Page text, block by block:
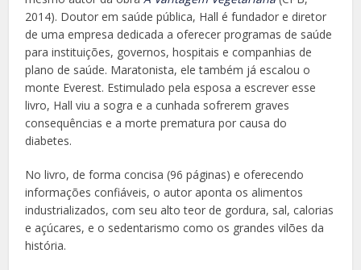
2014). Doutor em saúde pública, Hall é fundador e diretor
de uma empresa dedicada a oferecer programas de saúde
para instituições, governos, hospitais e companhias de
plano de saúde. Maratonista, ele também já escalou o
monte Everest. Estimulado pela esposa a escrever esse
livro, Hall viu a sogra e a cunhada sofrerem graves
consequências e a morte prematura por causa do
diabetes.
No livro, de forma concisa (96 páginas) e oferecendo
informações confiáveis, o autor aponta os alimentos
industrializados, com seu alto teor de gordura, sal, calorias
e açúcares, e o sedentarismo como os grandes vilões da
história.